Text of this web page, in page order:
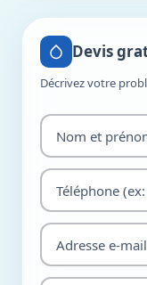
Devis
Décrivez votre